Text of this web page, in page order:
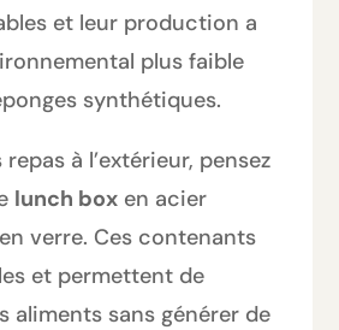
et leur production a
plus faible
synthétiques.
à l’extérieur, pensez
lunch box en acier
verre. Ces contenants
et permettent de
aliments sans générer de